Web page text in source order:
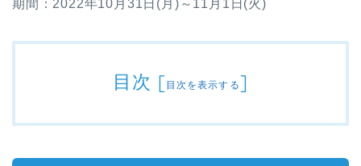
期間：2022年10月31日(月)～11月1日(火)
目次 [目次を表示する]